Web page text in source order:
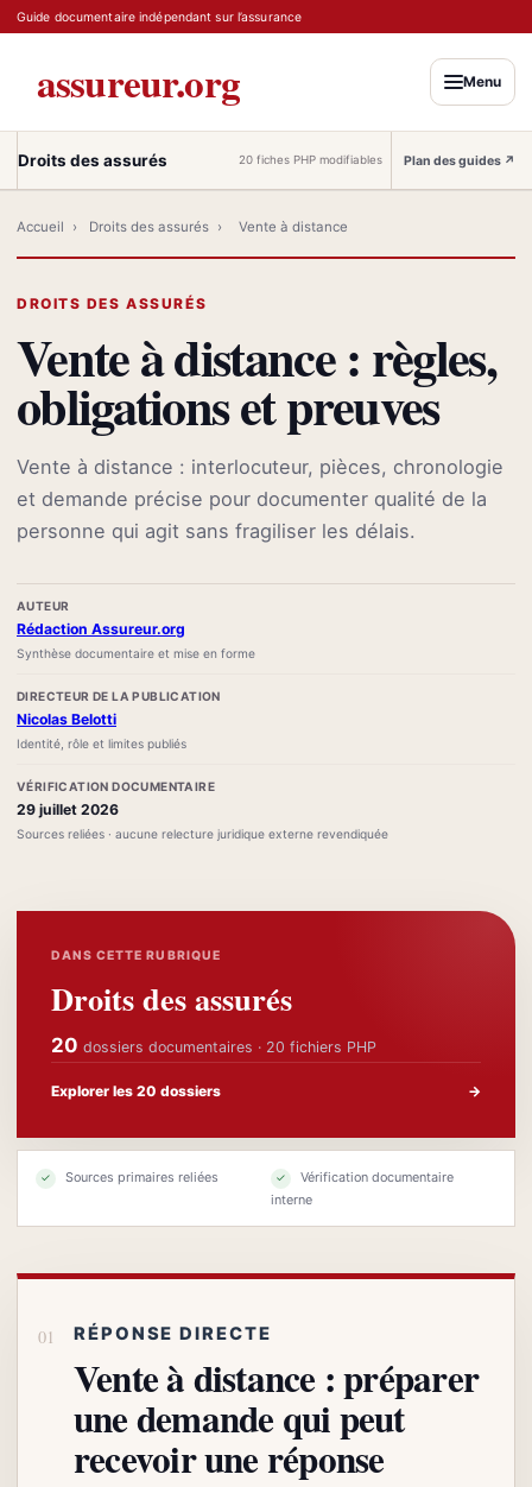
Guide documentaire indépendant sur l’assurance
assureur.org Menu
Droits des assurés 20 fiches PHP modifiables Plan des guides ↗
Accueil › Droits des assurés › Vente à distance
DROITS DES ASSURÉS
Vente à distance : règles,
obligations et preuves
Vente à distance : interlocuteur, pièces, chronologie
et demande précise pour documenter qualité de la
personne qui agit sans fragiliser les délais.
AUTEUR
Rédaction Assureur.org
Synthèse documentaire et mise en forme
DIRECTEUR DE LA PUBLICATION
Nicolas Belotti
Identité, rôle et limites publiés
VÉRIFICATION DOCUMENTAIRE
29 juillet 2026
Sources reliées · aucune relecture juridique externe revendiquée
DANS CETTE RUBRIQUE
Droits des assurés
20 dossiers documentaires · 20 fichiers PHP
Explorer les 20 dossiers →
✓ Sources primaires reliées ✓
Vérification documentaire
interne
RÉPONSE DIRECTE
Vente à distance : préparer
une demande qui peut
recevoir une réponse